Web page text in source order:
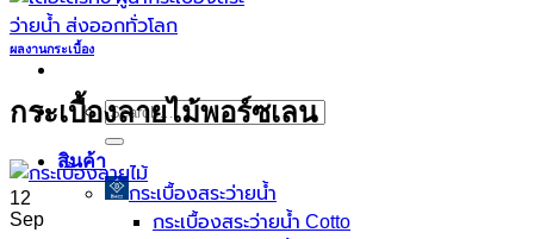
Search
for:
สินค้า
กระเบื้องสระว่ายนํ้า
กระเบื้องสระว่ายน้ำ Cotto
ผลงานกระเบื้อง
กระเบื้องลายไม้พอร์ซเลน
12
Sep